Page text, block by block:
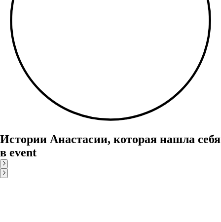
Истории Анастасии, которая нашла себя
в event